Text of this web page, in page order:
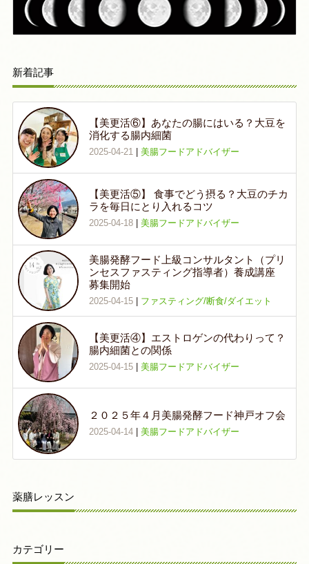
新着記事
【美更活⑥】あなたの腸にはいる？大豆を
消化する腸内細菌
2025-04-21 美腸フードアドバイザー
【美更活⑤】 食事でどう摂る？大豆のチカ
ラを毎日にとり入れるコツ
2025-04-18| 美腸フードアドバイザー
美腸発酵フード上級コンサルタント（プリ
ンセスファスティング指導者）養成講座
募集開始
2025-04-15| ファスティング/断食/ダイエット
【美更活④】エストロゲンの代わりって？
腸内細菌との関係
2025-04-15| 美腸フードアドバイザー
２０２５年４月美腸発酵フード神戸オフ会
2025-04-14| 美腸フードアドバイザー
薬膳レッスン
カテゴリー